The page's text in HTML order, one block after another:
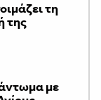
τη
της
με